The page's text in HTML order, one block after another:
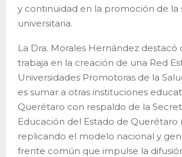
y continuidad en la promoción de la
universitaria.
La Dra. Morales Hernández destacó
trabaja en la creación de una Red
Universidades Promotoras de la
es sumar a otras instituciones
Querétaro con respaldo de la
Educación del Estado de Querétaro
replicando el modelo nacional y
frente común que impulse la